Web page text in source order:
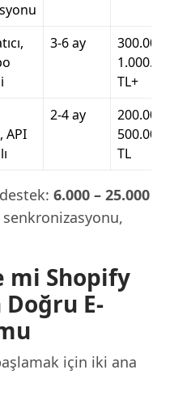
3-6 ay
300.000 –
1.000.000
TL+
API
2-4 ay
200.000 –
500.000
TL
6.000 – 25.000
mi Shopify
Doğru E-
için iki ana